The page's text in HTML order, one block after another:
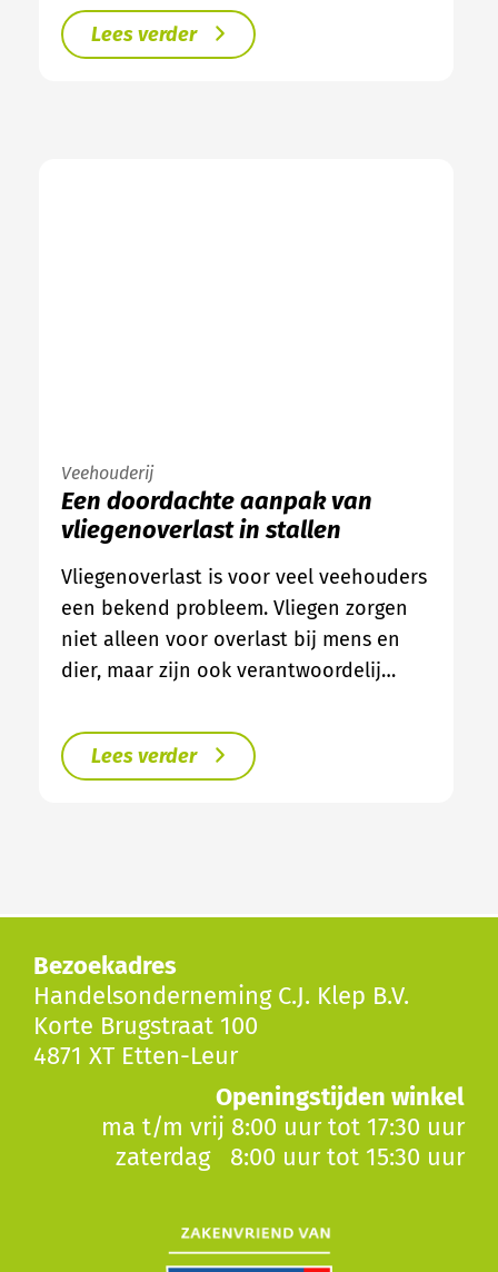
Lees verder
Veehouderij
Een doordachte aanpak van
vliegenoverlast in stallen
Vliegenoverlast is voor veel veehouders
een bekend probleem. Vliegen zorgen
niet alleen voor overlast bij mens en
dier, maar zijn ook verantwoordelij…
Lees verder
Bezoekadres
Handelsonderneming C.J. Klep B.V.
Korte Brugstraat 100
4871 XT Etten-Leur
Openingstijden winkel
ma t/m vrij 8:00 uur tot 17:30 uur
zaterdag 8:00 uur tot 15:30 uur